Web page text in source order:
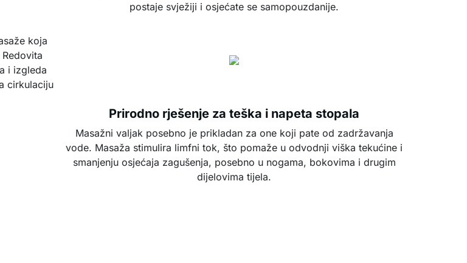
postaje svježiji i osjećate se samopouzdanije.
koja
i izgleda
cirkulaciju
Prirodno rješenje za teška i napeta stopala
Masažni valjak posebno je prikladan za one koji pate od zadržavanja
vode. Masaža stimulira limfni tok, što pomaže u odvodnji viška tekućine i
smanjenju osjećaja zagušenja, posebno u nogama, bokovima i drugim
dijelovima tijela.